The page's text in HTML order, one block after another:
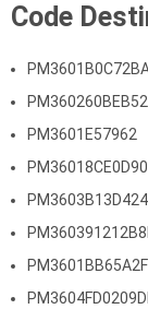
Code
PM3601E57962